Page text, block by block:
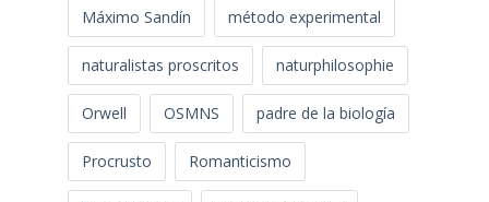
Máximo Sandín método experimental
naturalistas proscritos naturphilosophie
Orwell OSMNS padre de la biología
Procrusto Romanticismo